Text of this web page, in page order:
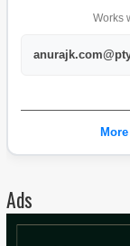
Works
Ads